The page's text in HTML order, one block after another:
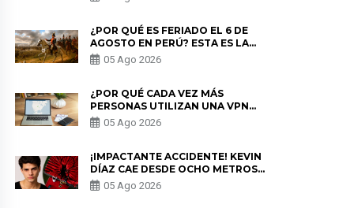
¿POR QUÉ ES FERIADO EL 6 DE
AGOSTO EN PERÚ? ESTA ES LA
HISTORIA
05 Ago 2026
¿POR QUÉ CADA VEZ MÁS
PERSONAS UTILIZAN UNA VPN
PARA PROTEGER SU
PRIVACIDAD?
05 Ago 2026
¡IMPACTANTE ACCIDENTE! KEVIN
DÍAZ CAE DESDE OCHO METROS
EN “ESTO ES GUERRA” Y GENERA
PREOCUPACIÓN
05 Ago 2026